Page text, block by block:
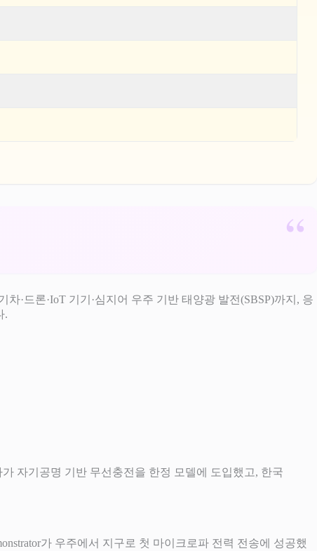
·드론·IoT 기기·심지어 우주 기반 태양광 발전(SBSP)까지, 응
.
자기공명 기반 무선충전을 한정 모델에 도입했고, 한국
가 우주에서 지구로 첫 마이크로파 전력 전송에 성공했